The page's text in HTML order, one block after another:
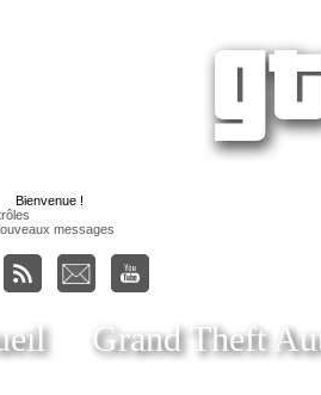
Bienvenue !
messages
Grand Theft